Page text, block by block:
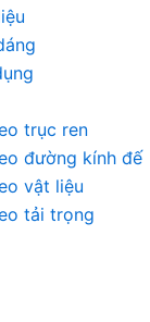
trục ren
đường kính đế
vật liệu
tải trọng